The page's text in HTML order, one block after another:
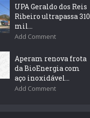
UPA Geraldo dos Reis
Ribeiro ultrapassa 310
mil...
Add Comment
Aperam renova frota
da BioEnergia com
aço inoxidável...
Add Comment